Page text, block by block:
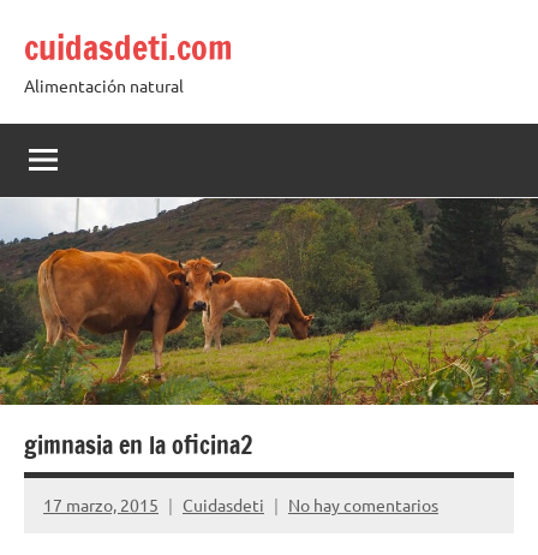
contenido
cuidasdeti.com
Alimentación natural
gimnasia en la oficina2
17 marzo, 2015 Cuidasdeti No hay comentarios